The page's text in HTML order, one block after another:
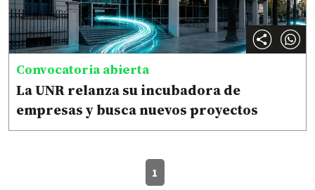
Convocatoria abierta
La UNR relanza su incubadora de
empresas y busca nuevos proyectos
1